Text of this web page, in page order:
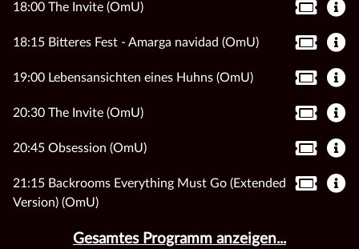
18:00 The Invite (OmU)
18:15 Bitteres Fest - Amarga navidad (OmU)
19:00 Lebensansichten eines Huhns (OmU)
20:30 The Invite (OmU)
20:45 Obsession (OmU)
21:15 Backrooms Everything Must Go (Extended
Version) (OmU)
Gesamtes Programm anzeigen...